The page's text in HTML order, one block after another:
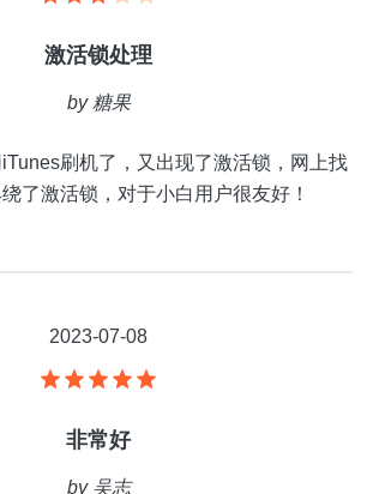
激活锁处理
by 糖果
刷机了，又出现了激活锁，网上找
了激活锁，对于小白用户很友好！
2023-07-08
非常好
by 吴志